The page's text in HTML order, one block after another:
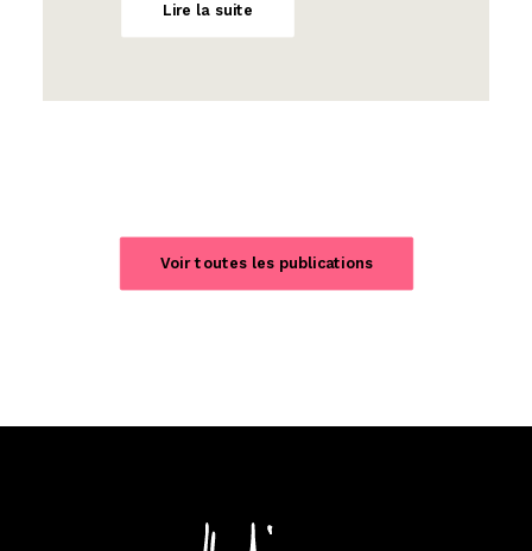
Lire la suite
Voir toutes les publications